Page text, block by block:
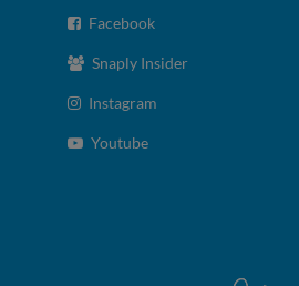
Facebook
Snaply Insider
Instagram
Youtube